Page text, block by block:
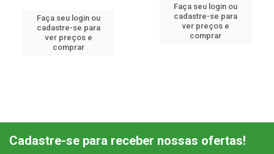
Faça seu login ou
cadastre-se para
ver preços e
comprar
Faça seu login ou
cadastre-se para
ver preços e
comprar
Cadastre-se para receber nossas ofertas!